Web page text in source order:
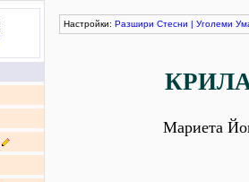
Настройки: Разшири Стесни | Уголеми
Мариета